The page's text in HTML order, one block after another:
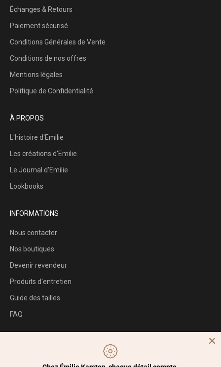
Échanges & Retours
Paiement sécurisé
Conditions Générales de Vente
Conditions de nos offres
Mentions légales
Politique de Confidentialité
À PROPOS
L'histoire d'Emilie
Les créations d'Emilie
Le Journal d'Emilie
Lookbooks
INFORMATIONS
Nous contacter
Nos boutiques
Devenir revendeur
Produits d'entretien
Guide des tailles
FAQ
@emiliekarston_officielet montrez-nous vos plus beaux